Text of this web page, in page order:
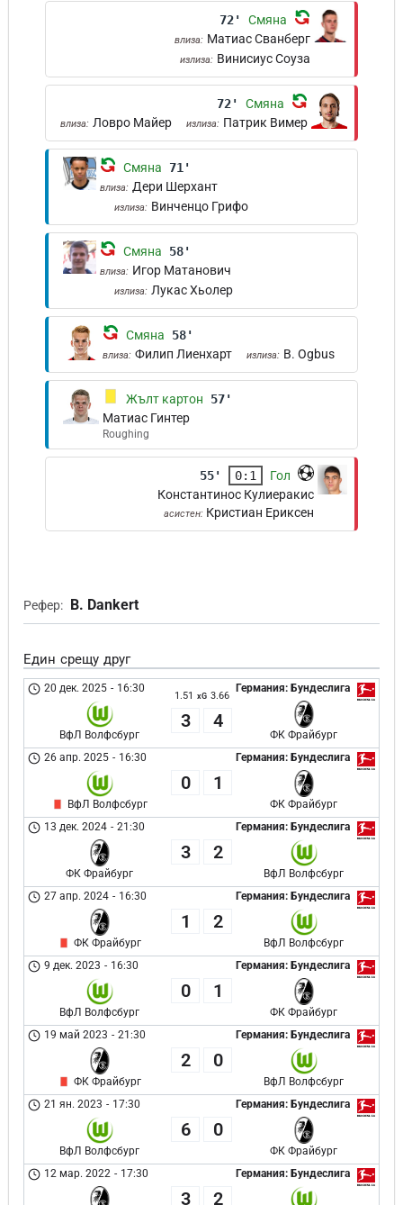
72' Смяна
влиза: Матиас Сванберг
излиза: Винисиус Соуза
72' Смяна
влиза: Ловро Майер излиза: Патрик Вимер
Смяна 71'
влиза: Дери Шерхант
излиза: Винченцо Грифо
Смяна 58'
влиза: Игор Матанович
излиза: Лукас Хьолер
Смяна 58'
влиза: Филип Лиенхарт излиза: B. Ogbus
Жълт картон
57'
Матиас Гинтер
Roughing
55' 0:1
Гол
Константинос Кулиеракис
асистен: Кристиан Ериксен
Рефер: B. Dankert
Един срещу друг
Германия: Бундеслига
20 дек. 2025 - 16:30
ВфЛ Волфсбург
1.51 xG 3.66
3 4
ФК Фрайбург
Германия: Бундеслига
26 апр. 2025 - 16:30
ВфЛ Волфсбург
0 1
ФК Фрайбург
Германия: Бундеслига
13 дек. 2024 - 21:30
ФК Фрайбург
3 2
ВфЛ Волфсбург
Германия: Бундеслига
27 апр. 2024 - 16:30
ФК Фрайбург
1 2
ВфЛ Волфсбург
Германия: Бундеслига
9 дек. 2023 - 16:30
ВфЛ Волфсбург
0 1
ФК Фрайбург
Германия: Бундеслига
19 май 2023 - 21:30
ФК Фрайбург
2 0
ВфЛ Волфсбург
Германия: Бундеслига
21 ян. 2023 - 17:30
ВфЛ Волфсбург
6 0
ФК Фрайбург
Германия: Бундеслига
12 мар. 2022 - 17:30
3 2